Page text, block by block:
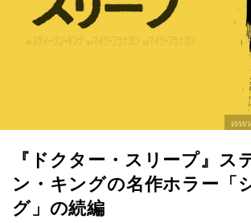
『ドクター・スリープ』ス
ン・キングの名作ホラー「
グ」の続編